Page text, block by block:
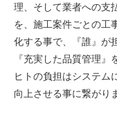
理、そして業者への支
を、施工案件ごとの工
化する事で、『誰』が
『充実した品質管理』
ヒトの負担はシステム
向上させる事に繋がり